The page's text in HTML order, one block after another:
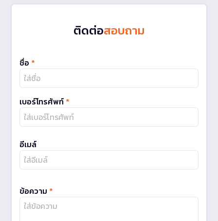
ติดต่อสอบถาม
ชื่อ *
เบอร์โทรศัพท์ *
อีเมล์
ข้อความ *